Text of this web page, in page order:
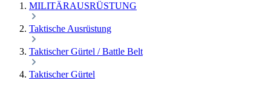
MILITÄRAUSRÜSTUNG
Taktische Ausrüstung
Taktischer Gürtel / Battle Belt
Taktischer Gürtel